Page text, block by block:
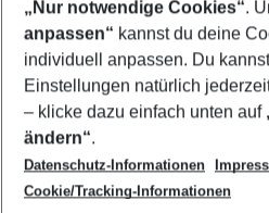
Footer
Footer navigation
Über uns
AGB
Bestpreisgarantie
Cookie-Einstellungen ändern
Cookie-Richtlinie
Agenturbetreuung
Barrierefreies Reisen
Folge uns
„Nur notwendige Cookies“.
anpassen“ kannst du deine
individuell anpassen. Du
Einstellungen natürlich
– klicke dazu einfach unten auf
ändern“.
Datenschutz-Informationen
Cookie/Tracking-Informationen